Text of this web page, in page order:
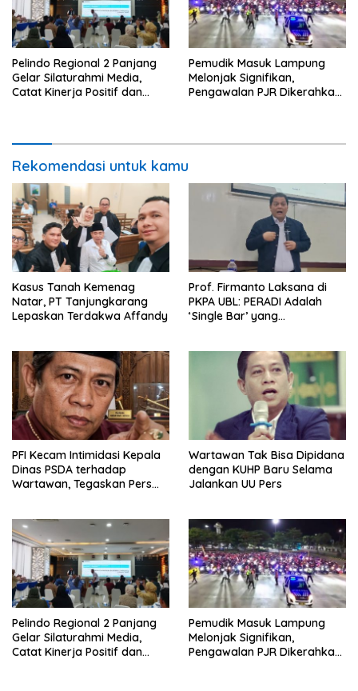
Pelindo Regional 2 Panjang
Gelar Silaturahmi Media,
Catat Kinerja Positif dan
Pemudik Masuk Lampung
Melonjak Signifikan,
Pengawalan PJR Dikerahkan,
Rekomendasi untuk kamu
Kasus Tanah Kemenag
Natar, PT Tanjungkarang
Lepaskan Terdakwa Affandy
Prof. Firmanto Laksana di
PKPA UBL: PERADI Adalah
‘Single Bar’ yang
PFI Kecam Intimidasi Kepala
Dinas PSDA terhadap
Wartawan, Tegaskan Pers
Wartawan Tak Bisa Dipidana
dengan KUHP Baru Selama
Jalankan UU Pers
Pelindo Regional 2 Panjang
Gelar Silaturahmi Media,
Catat Kinerja Positif dan
Pemudik Masuk Lampung
Melonjak Signifikan,
Pengawalan PJR Dikerahkan,